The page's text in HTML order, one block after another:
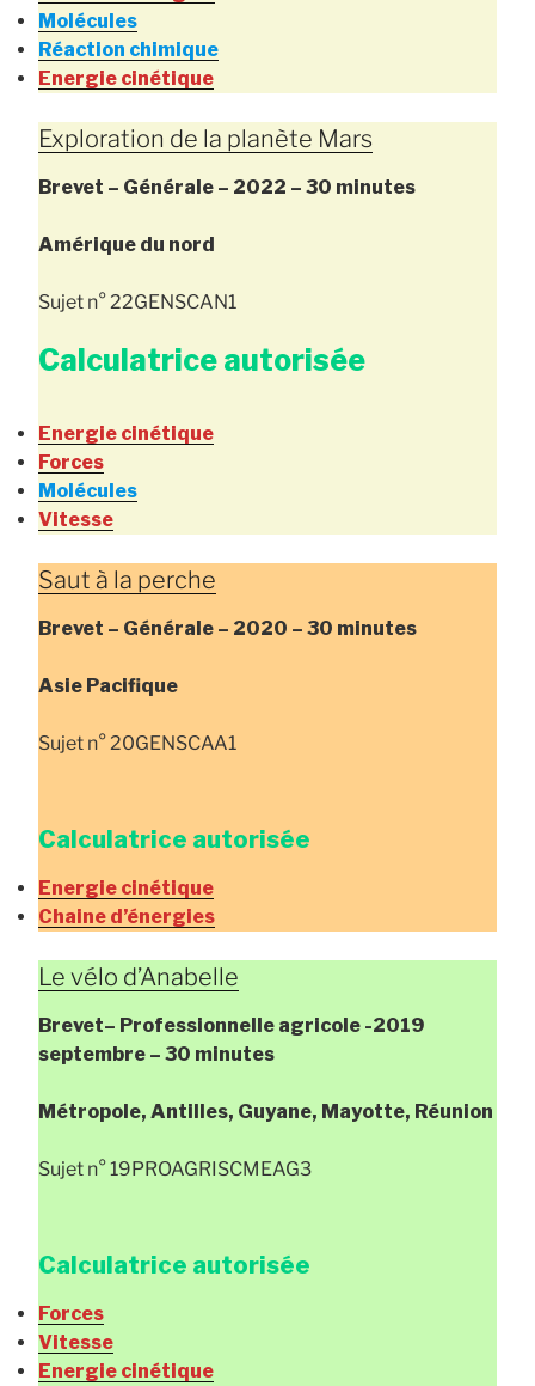
Molécules
Réaction chimique
Energie cinétique
Exploration de la planète Mars
Brevet – Générale – 2022 – 30 minutes
Amérique du nord
Sujet n° 22GENSCAN1
Calculatrice autorisée
Energie cinétique
Forces
Molécules
Vitesse
Saut à la perche
Brevet – Générale – 2020 – 30 minutes
Asie Pacifique
Sujet n° 20GENSCAA1
Calculatrice autorisée
Energie cinétique
Chaine d’énergies
Le vélo d’Anabelle
Brevet– Professionnelle agricole -2019
septembre – 30 minutes
Métropole, Antilles, Guyane, Mayotte, Réunion
Sujet n° 19PROAGRISCMEAG3
Calculatrice autorisée
Forces
Vitesse
Energie cinétique